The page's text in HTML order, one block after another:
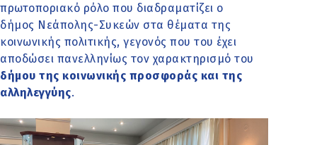
πρωτοποριακό ρόλο που διαδραματίζει ο
δήμος Νεάπολης-Συκεών στα θέματα της
κοινωνικής πολιτικής, γεγονός που του έχει
αποδώσει πανελληνίως τον χαρακτηρισμό του
δήμου της κοινωνικής προσφοράς και της
αλληλεγγύης.